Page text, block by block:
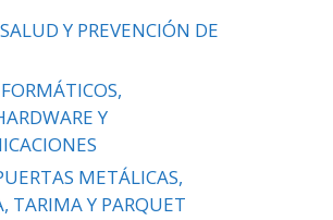
Y PREVENCIÓN DE
Y
METÁLICAS,
TARIMA Y PARQUET